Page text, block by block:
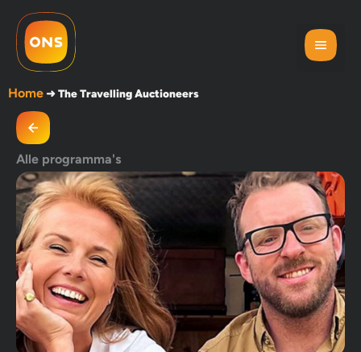
Home➜The Travelling Auctioneers
Alle programma's